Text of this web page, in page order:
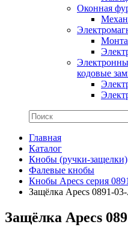
Оконная
кодовые
Главная
Каталог
Кнобы (ручки-защелки)
Фалевые кнобы
Кнобы Apecs серия 0891
Защёлка Apecs 0891-
Защёлка Apecs